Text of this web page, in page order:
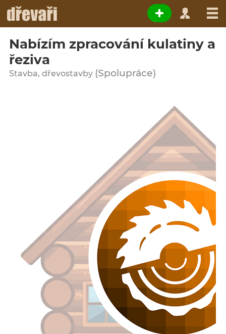
Nabízím zpracování kulatiny a
řeziva
Stavba, dřevostavby (Spolupráce)